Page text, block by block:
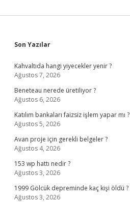
Sidebar
Son Yazılar
Kahvaltıda hangi yiyecekler yenir ?
Ağustos 7, 2026
Beneteau nerede üretiliyor ?
Ağustos 6, 2026
Katılım bankaları faizsiz işlem yapar mı ?
Ağustos 5, 2026
Avan proje için gerekli belgeler ?
Ağustos 4, 2026
153 wp hattı nedir ?
Ağustos 3, 2026
1999 Gölcük depreminde kaç kişi öldü ?
Ağustos 3, 2026